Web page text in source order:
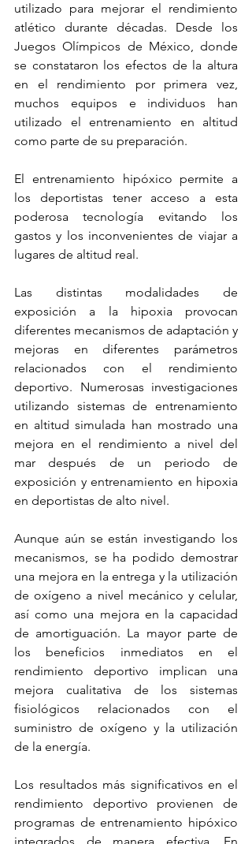
utilizado para mejorar el rendimiento
atlético durante décadas. Desde los
Juegos Olímpicos de México, donde
se constataron los efectos de la altura
en el rendimiento por primera vez,
muchos equipos e individuos han
utilizado el entrenamiento en altitud
como parte de su preparación.
El entrenamiento hipóxico permite a
los deportistas tener acceso a esta
poderosa tecnología evitando los
gastos y los inconvenientes de viajar a
lugares de altitud real.
Las distintas modalidades de
exposición a la hipoxia provocan
diferentes mecanismos de adaptación y
mejoras en diferentes parámetros
relacionados con el rendimiento
deportivo. Numerosas investigaciones
utilizando sistemas de entrenamiento
en altitud simulada han mostrado una
mejora en el rendimiento a nivel del
mar después de un periodo de
exposición y entrenamiento en hipoxia
en deportistas de alto nivel.
Aunque aún se están investigando los
mecanismos, se ha podido demostrar
una mejora en la entrega y la utilización
de oxígeno a nivel mecánico y celular,
así como una mejora en la capacidad
de amortiguación. La mayor parte de
los beneficios inmediatos en el
rendimiento deportivo implican una
mejora cualitativa de los sistemas
fisiológicos relacionados con el
suministro de oxígeno y la utilización
de la energía.
Los resultados más significativos en el
rendimiento deportivo provienen de
programas de entrenamiento hipóxico